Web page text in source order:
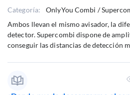
Categoría:
OnlyYou Combi /
Ambos llevan el mismo avisador, la
detector. Supercombi dispone de
conseguir las distancias de detección